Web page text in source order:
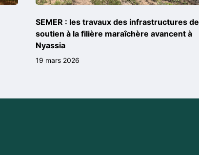
SEMER : les travaux des infrastructures de
soutien à la filière maraîchère avancent à
Nyassia
19 mars 2026